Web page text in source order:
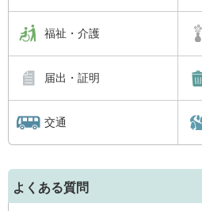
福祉・介護
届出・証明
交通
よくある質問